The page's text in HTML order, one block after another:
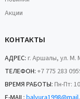
Акции
КОНТАКТЫ
АДРЕС: г. Аршалы, ул. М.
ТЕЛЕФОН: +7 775 283
ВРЕМЯ РАБОТЫ: Пн-Пт: